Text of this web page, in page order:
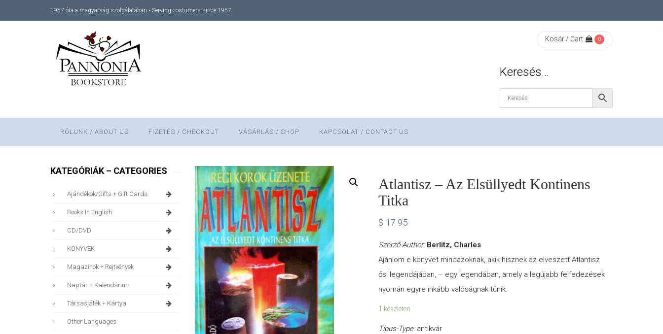
1957 óta a magyarság szolgálatában • Serving costumers since 1957
Kosár / Cart 0
Keresés…
RÓLUNK / ABOUT US FIZETÉS / CHECKOUT VÁSÁRLÁS / SHOP KAPCSOLAT / CONTACT US
Atlantisz – Az Elsüllyedt Kontinens
Titka
$ 17.95
Szerző-Author: Berlitz, Charles
Ajánlom e könyvet mindazoknak, akik hisznek az elveszett Atlantisz
ősi legendájában, – egy legendában, amely a legújabb felfedezések
nyomán egyre inkább valóságnak tűnik.
1 készleten
Típus-Type: antikvár
KATEGÓRIÁK – CATEGORIES
Ajándékok/gifts + Gift Cards
Books In English
CD/DVD
KÖNYVEK
Magazinok + Rejtvények
Naptár + Kalendárium
Társasjáték + Kártya
Other Languages